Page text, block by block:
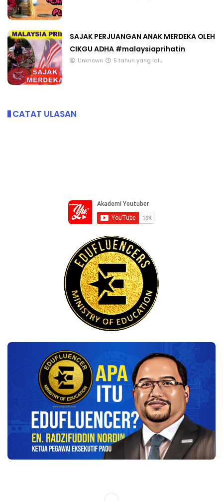
SAJAK PERJUANGAN ANAK MERDEKA OLEH
CIKGU ADHA #malaysiaprihatin
Unknown 5 tahun yang lalu
CATAT ULASAN